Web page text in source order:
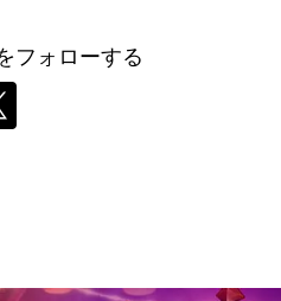
フォローする